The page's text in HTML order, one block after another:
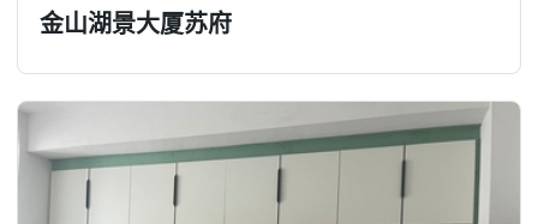
金山湖景大厦苏府